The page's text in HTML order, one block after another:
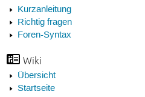
Kurzanleitung
Richtig fragen
Foren-Syntax
Wiki
Übersicht
Startseite